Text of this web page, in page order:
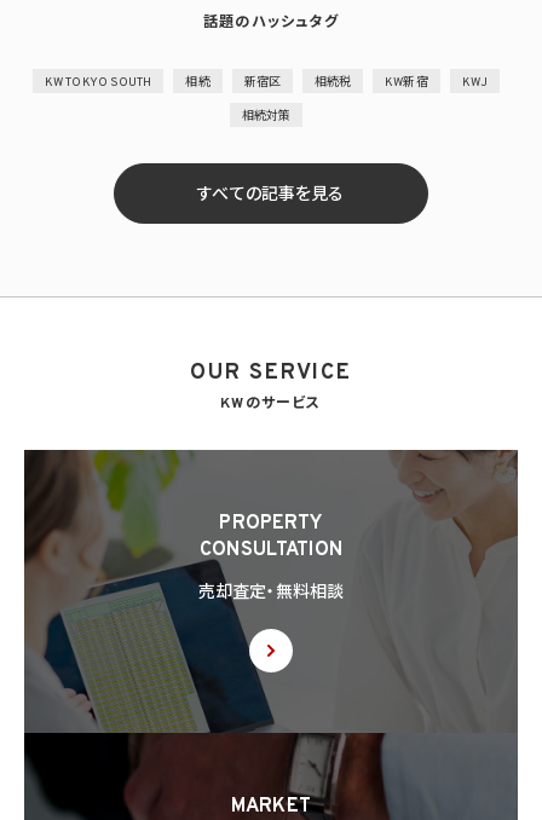
話題のハッシュタグ
KW TOKYO SOUTH 相続 新宿区 相続税 KW新宿 KWJ
相続対策
すべての記事を見る
OUR SERVICE
KWのサービス
PROPERTY
CONSULTATION
売却査定・無料相談
MARKET